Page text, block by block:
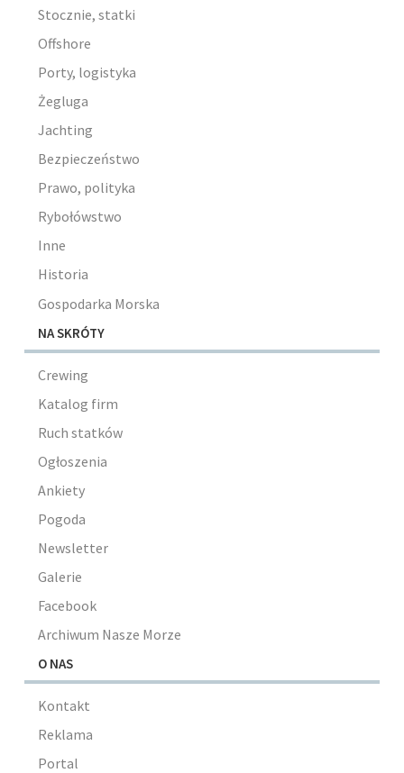
Stocznie, statki
Offshore
Porty, logistyka
Żegluga
Jachting
Bezpieczeństwo
Prawo, polityka
Rybołówstwo
Inne
Historia
Gospodarka Morska
NA SKRÓTY
Crewing
Katalog firm
Ruch statków
Ogłoszenia
Ankiety
Pogoda
Newsletter
Galerie
Facebook
Archiwum Nasze Morze
O NAS
Kontakt
Reklama
Portal